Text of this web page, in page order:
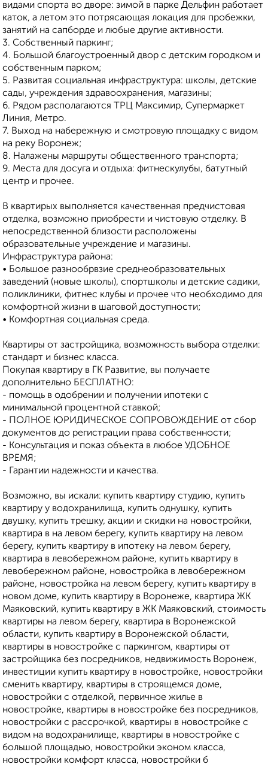
видами спорта во дворе: зимой в парке Дельфин работает
каток, а летом это потрясающая локация для пробежки,
занятий на сапборде и любые другие активности.
3. Собственный паркинг;
4. Большой благоустроенный двор с детским городком и
собственным парком;
5. Развитая социальная инфраструктура: школы, детские
сады, учреждения здравоохранения, магазины;
6. Рядом располагаются ТРЦ Максимир, Супермаркет
Линия, Метро.
7. Выход на набережную и смотровую площадку с видом
на реку Воронеж;
8. Налажены маршруты общественного транспорта;
9. Места для досуга и отдыха: фитнескулубы, батутный
центр и прочее.
В квартирых выполняется качественная предчистовая
отделка, возможно приобрести и чистовую отделку. В
непосредственной близости расположены
образовательные учреждение и магазины.
Инфраструктура района:
• Большое разнообрвзие среднеобразовательных
заведений (новые школы), спортшколы и детские садики,
поликлиники, фитнес клубы и прочее что необходимо для
комфортной жизни в шаговой доступности;
• Комфортная социальная среда.
Квартиры от застройщика, возможность выбора отделки:
стандарт и бизнес класса.
Покупая квартиру в ГК Развитие, вы получаете
дополнительно БЕСПЛАТНО:
- помощь в одобрении и получении ипотеки с
минимальной процентной ставкой;
- ПОЛНОЕ ЮРИДИЧЕСКОЕ СОПРОВОЖДЕНИЕ от сбор
документов до регистрации права собственности;
- Консультация и показ объекта в любое УДОБНОЕ
ВРЕМЯ;
- Гарантии надежности и качества.
Возможно, вы искали: купить квартиру студию, купить
квартиру у водохранилища, купить однушку, купить
двушку, купить трешку, акции и скидки на новостройки,
квартира в на левом берегу, купить квартиру на левом
берегу, купить квартиру в ипотеку на левом берегу,
квартира в левобережном районе, купить квартиру в
левобережном районе, новостройка в левобережном
районе, новостройка на левом берегу, купить квартиру в
новом доме, купить квартиру в Воронеже, квартира ЖК
Маяковский, купить квартиру в ЖК Маяковский, стоимость
квартиры на левом берегу, квартира в Воронежской
области, купить квартиру в Воронежской области,
квартиры в новостройке с паркингом, квартиры от
застройщика без посредников, недвижимость Воронеж,
инвестиции купить квартиру в новостройке, новостройки
сменить квартиру, квартиры в строящемся доме,
новостройки с отделкой, первичное жилье в
новостройке, квартиры в новостройке без посредников,
новостройки с рассрочкой, квартиры в новостройке с
видом на водохранилище, квартиры в новостройке с
большой площадью, новостройки эконом класса,
новостройки комфорт класса, новостройки б